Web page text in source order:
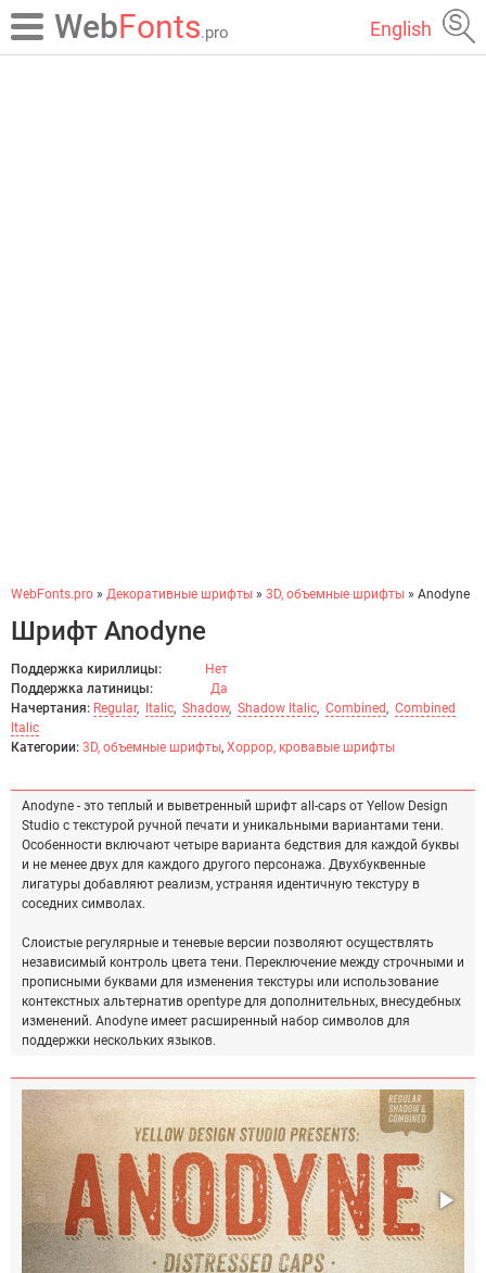
WebFonts.pro English
WebFonts.pro » Декоративные шрифты » 3D, объемные шрифты » Anodyne
Шрифт Anodyne
Поддержка кириллицы:
Нет
Поддержка латиницы:
Да
Начертания: Regular, Italic, Shadow, Shadow Italic, Combined, Combined
Italic
Категории: 3D, объемные шрифты, Хоррор, кровавые шрифты
Anodyne - это теплый и выветренный шрифт all-caps от Yellow Design
Studio с текстурой ручной печати и уникальными вариантами тени.
Особенности включают четыре варианта бедствия для каждой буквы
и не менее двух для каждого другого персонажа. Двухбуквенные
лигатуры добавляют реализм, устраняя идентичную текстуру в
соседних символах.
Слоистые регулярные и теневые версии позволяют осуществлять
независимый контроль цвета тени. Переключение между строчными и
прописными буквами для изменения текстуры или использование
контекстных альтернатив opentype для дополнительных, внесудебных
изменений. Anodyne имеет расширенный набор символов для
поддержки нескольких языков.